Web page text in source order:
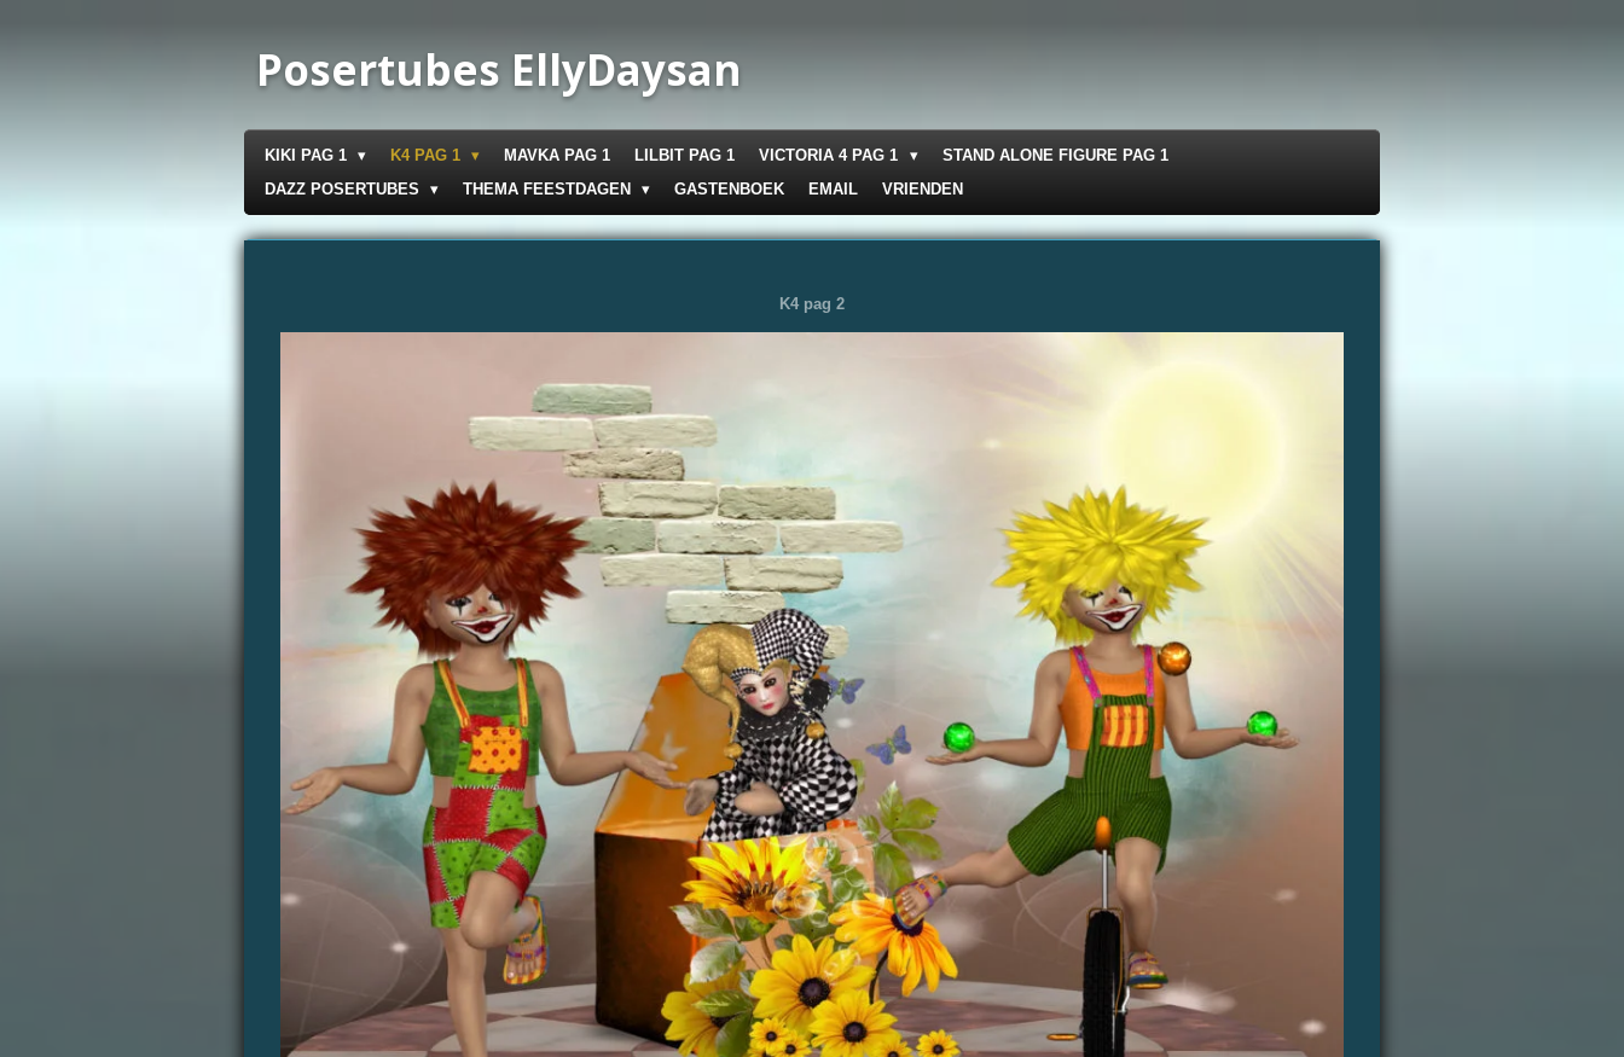
Posertubes EllyDaysan
KIKI PAG 1 K4 PAG 1 MAVKA PAG 1 LILBIT PAG 1 VICTORIA 4 PAG 1
STAND ALONE FIGURE PAG 1
DAZZ POSERTUBES
THEMA FEESTDAGEN GASTENBOEK EMAIL VRIENDEN
K4 pag 2